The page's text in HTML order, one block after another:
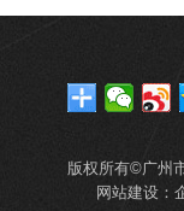
版权所有©广州
网站建设 ：